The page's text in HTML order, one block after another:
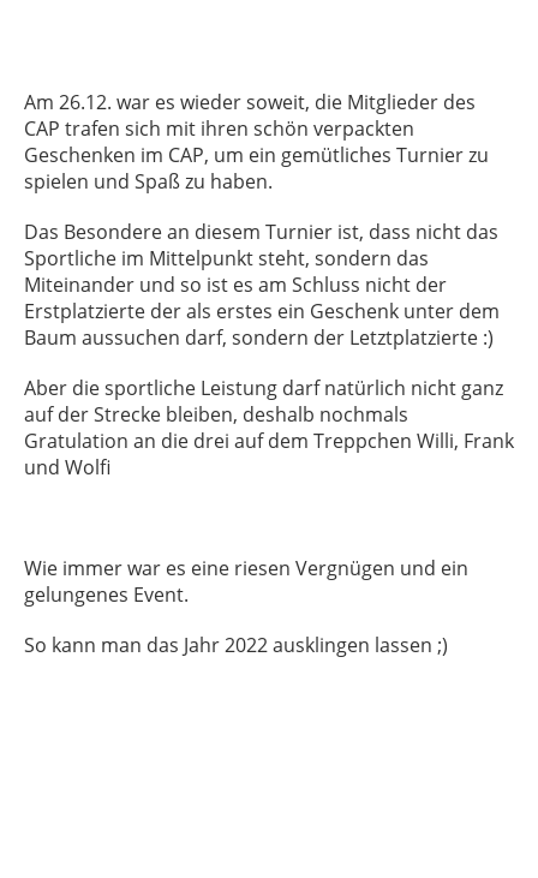
Am 26.12. war es wieder soweit, die Mitglieder des
CAP trafen sich mit ihren schön verpackten
Geschenken im CAP, um ein gemütliches Turnier zu
spielen und Spaß zu haben.
Das Besondere an diesem Turnier ist, dass nicht das
Sportliche im Mittelpunkt steht, sondern das
Miteinander und so ist es am Schluss nicht der
Erstplatzierte der als erstes ein Geschenk unter dem
Baum aussuchen darf, sondern der Letztplatzierte :)
Aber die sportliche Leistung darf natürlich nicht ganz
auf der Strecke bleiben, deshalb nochmals
Gratulation an die drei auf dem Treppchen Willi, Frank
und Wolfi
Wie immer war es eine riesen Vergnügen und ein
gelungenes Event.
So kann man das Jahr 2022 ausklingen lassen ;)